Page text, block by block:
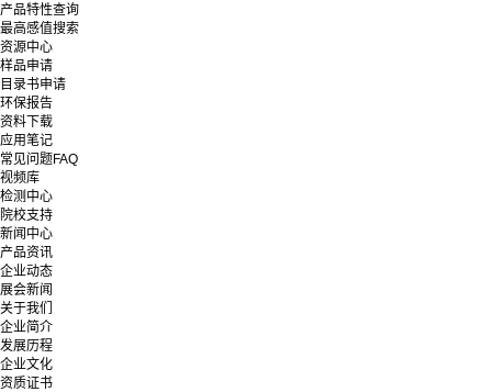
产品特性查询
最高感值搜索
资源中心
样品申请
目录书申请
环保报告
资料下载
应用笔记
常见问题FAQ
视频库
检测中心
院校支持
新闻中心
产品资讯
企业动态
展会新闻
关于我们
企业简介
发展历程
企业文化
资质证书